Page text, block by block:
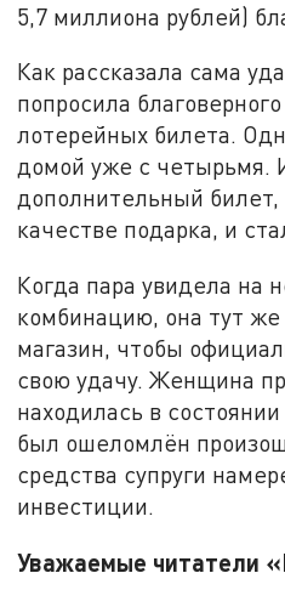
5,7 миллиона рублей)
Как рассказала сама
попросила
лотерейных билета.
домой уже с четырьмя.
дополнительный
качестве подарка, и
Когда пара увидела на
комбинацию, она тут же
магазин, чтобы
свою удачу. Женщина
находилась в
был ошеломлён
средства супруги
инвестиции.
Уважаемые